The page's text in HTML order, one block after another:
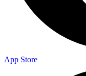
App Store